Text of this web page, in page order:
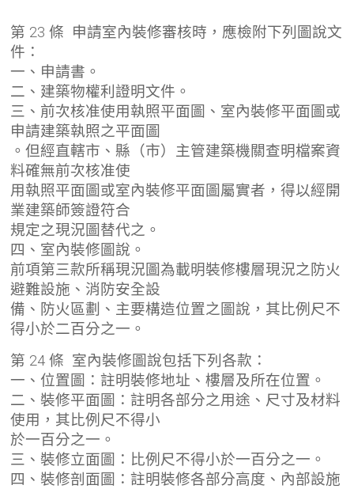
第 23 條 申請室內裝修審核時，應檢附下列圖說文
件：
一、申請書。
二、建築物權利證明文件。
三、前次核准使用執照平面圖、室內裝修平面圖或
申請建築執照之平面圖
。但經直轄市、縣（市）主管建築機關查明檔案資
料確無前次核准使
用執照平面圖或室內裝修平面圖屬實者，得以經開
業建築師簽證符合
規定之現況圖替代之。
四、室內裝修圖說。
前項第三款所稱現況圖為載明裝修樓層現況之防火
避難設施、消防安全設
備、防火區劃、主要構造位置之圖說，其比例尺不
得小於二百分之一。
第 24 條 室內裝修圖說包括下列各款：
一、位置圖：註明裝修地址、樓層及所在位置。
二、裝修平面圖：註明各部分之用途、尺寸及材料
使用，其比例尺不得小
於一百分之一。
三、裝修立面圖：比例尺不得小於一百分之一。
四、裝修剖面圖：註明裝修各部分高度、內部設施